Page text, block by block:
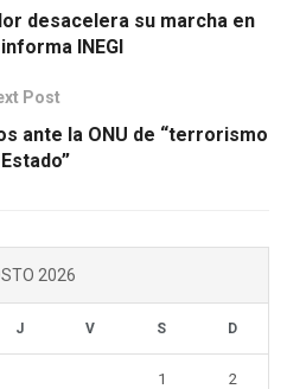
desacelera su marcha en
INEGI
Post
ante la ONU de “terrorismo
2026
J V S D
1 2